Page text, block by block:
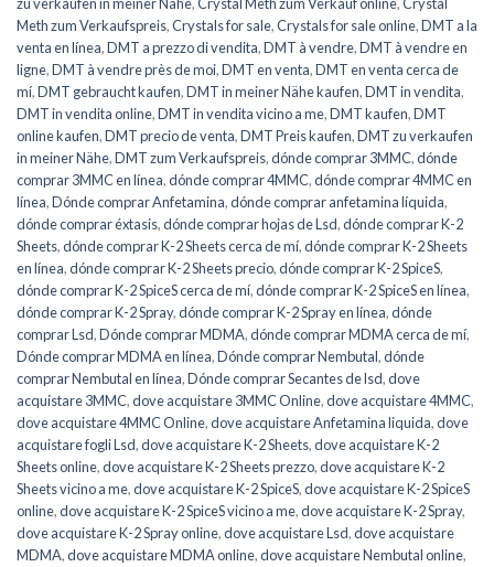
Meth zum Verkaufspreis,Crystals for sale,Crystals for sale online,DMT a la
venta en línea,DMT a prezzo di vendita,DMT à vendre,DMT à vendre en
ligne,DMT à vendre près de moi,DMT en venta,DMT en venta cerca de
mí,DMT gebraucht kaufen,DMT in meiner Nähe kaufen,DMT in vendita,
DMT in vendita online,DMT in vendita vicino a me,DMT kaufen,DMT
online kaufen,DMT precio de venta,DMT Preis kaufen,DMT zu verkaufen
in meiner Nähe,DMT zum Verkaufspreis,dónde comprar 3MMC,dónde
comprar 3MMC en línea,dónde comprar 4MMC,dónde comprar 4MMC en
línea,Dónde comprar Anfetamina,dónde comprar anfetamina líquida,
dónde comprar éxtasis,dónde comprar hojas de Lsd,dónde comprar K-2
Sheets,dónde comprar K-2 Sheets cerca de mí,dónde comprar K-2 Sheets
en línea,dónde comprar K-2 Sheets precio,dónde comprar K-2 SpiceS,
dónde comprar K-2 SpiceS cerca de mí,dónde comprar K-2 SpiceS en línea,
dónde comprar K-2 Spray,dónde comprar K-2 Spray en línea,dónde
comprar Lsd,Dónde comprar MDMA,dónde comprar MDMA cerca de mí,
Dónde comprar MDMA en línea,Dónde comprar Nembutal,dónde
comprar Nembutal en línea,Dónde comprar Secantes de lsd,dove
acquistare 3MMC,dove acquistare 3MMC Online,dove acquistare 4MMC,
dove acquistare 4MMC Online,dove acquistare Anfetamina liquida,dove
acquistare fogli Lsd,dove acquistare K-2 Sheets,dove acquistare K-2
Sheets online,dove acquistare K-2 Sheets prezzo,dove acquistare K-2
Sheets vicino a me,dove acquistare K-2 SpiceS,dove acquistare K-2 SpiceS
online,dove acquistare K-2 SpiceS vicino a me,dove acquistare K-2 Spray,
dove acquistare K-2 Spray online,dove acquistare Lsd,dove acquistare
MDMA,dove acquistare MDMA online,dove acquistare Nembutal online,